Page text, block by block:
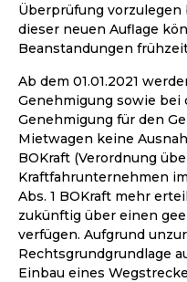
Überprüfung
dieser neuen Auflage
Beanstandungen
Ab dem 01.01.2021
Genehmigung sowie bei
Genehmigung für den
Mietwagen keine
BOKraft (Verordnung
Kraftfahrunternehmen
Abs. 1 BOKraft mehr
zukünftig über einen
verfügen. Aufgrund
Rechtsgrundgrundlage
Einbau eines